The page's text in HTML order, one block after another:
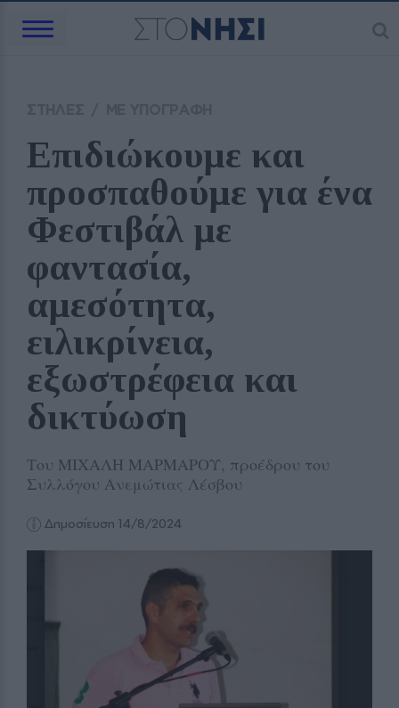
Επιδιώκουμε και
προσπαθούμε για ένα
Φεστιβάλ με
φαντασία,
αμεσότητα,
ειλικρίνεια,
εξωστρέφεια και
δικτύωση
Του ΜΙΧΑΛΗ ΜΑΡΜΑΡΟΥ, προέδρου του
Συλλόγου Ανεμώτιας Λέσβου
Δημοσίευση 14/8/2024